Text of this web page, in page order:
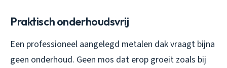
Praktisch onderhoudsvrij
Een professioneel aangelegd metalen dak vraagt bijna
geen onderhoud. Geen mos dat erop groeit zoals bij